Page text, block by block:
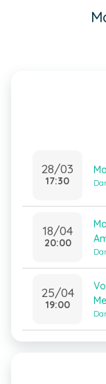
28/03
17:30
18/04
20:00
25/04
19:00